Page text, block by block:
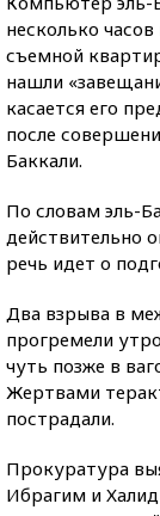
несколько
съемной
нашли
касается его
после
Баккали.
По словам эль-
действительно
речь идет о
Два взрыва в
прогремели
чуть позже в
Жертвами
пострадали.
Прокуратура
Ибрагим и